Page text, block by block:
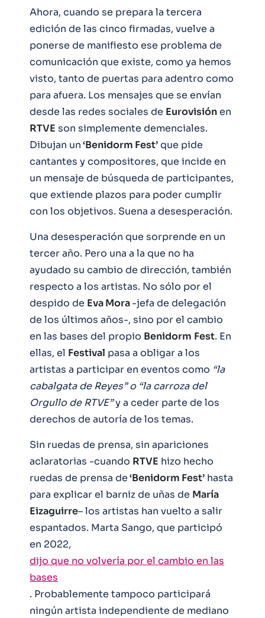
Ahora, cuando se prepara la tercera
edición de las cinco firmadas, vuelve a
ponerse de manifiesto ese problema de
comunicación que existe, como ya hemos
visto, tanto de puertas para adentro como
para afuera. Los mensajes que se envían
desde las redes sociales de Eurovisiónen
RTVE son simplemente demenciales.
Dibujan un‘Benidorm Fest’que pide
cantantes y compositores, que incide en
un mensaje de búsqueda de participantes,
que extiende plazos para poder cumplir
con los objetivos. Suena a desesperación.
Una desesperación que sorprende en un
tercer año. Pero una a la que no ha
ayudado su cambio de dirección, también
respecto a los artistas. No sólo por el
despido de Eva Mora-jefa de delegación
de los últimos años-, sino por el cambio
en las bases del propio Benidorm Fest. En
ellas, el Festival pasa a obligar a los
artistas a participar en eventos como “la
cabalgata de Reyes” o “la carroza del
Orgullo de RTVE”y a ceder parte de los
derechos de autoría de los temas.
Sin ruedas de prensa, sin apariciones
aclaratorias -cuando RTVE hizo hecho
ruedas de prensa de‘Benidorm Fest’ hasta
para explicar el barniz de uñas de María
Eizaguirre– los artistas han vuelto a salir
espantados. Marta Sango, que participó
en 2022,
dijo que no volvería por el cambio en las
bases
. Probablemente tampoco participará
ningún artista independiente de mediano